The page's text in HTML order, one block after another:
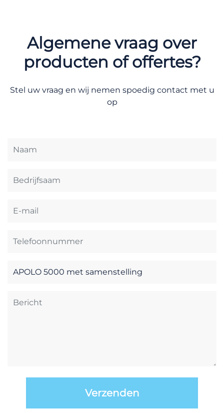
Algemene vraag over
producten of offertes?
Stel uw vraag en wij nemen spoedig contact met u
op